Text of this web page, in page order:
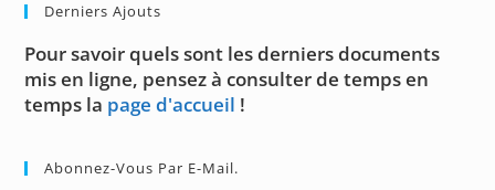
Derniers Ajouts
Pour savoir quels sont les derniers documents
mis en ligne, pensez à consulter de temps en
temps la page d'accueil !
Abonnez-Vous Par E-Mail.